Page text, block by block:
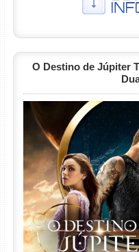
O Destino de Júpiter